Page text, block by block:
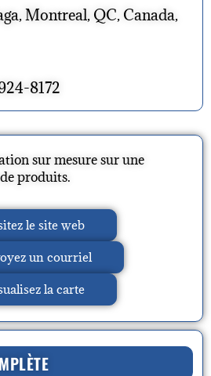
Montreal, QC, Canada,
8172
sur mesure sur une
produits.
le site web
un courriel
la carte